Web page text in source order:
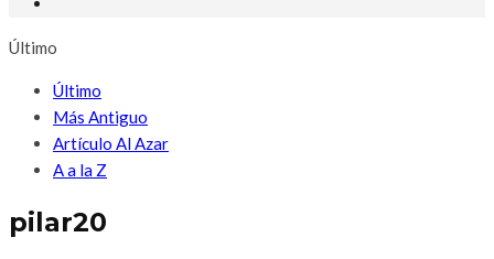
Último
Último
Más Antiguo
Artículo Al Azar
A a la Z
pilar20